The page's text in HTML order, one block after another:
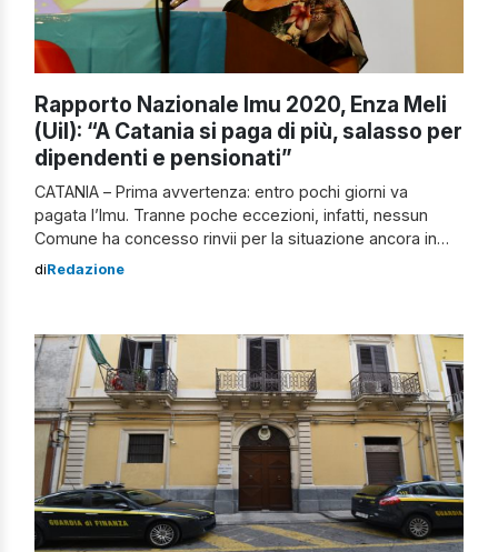
Rapporto Nazionale Imu 2020, Enza Meli
(Uil): “A Catania si paga di più, salasso per
dipendenti e pensionati”
CATANIA – Prima avvertenza: entro pochi giorni va
pagata l’Imu. Tranne poche eccezioni, infatti, nessun
Comune ha concesso rinvii per la situazione ancora in
atto nel nostro paese. Seconda avvertenza: a Catania si
mentre a saldo ammonterà […]
diRedazione